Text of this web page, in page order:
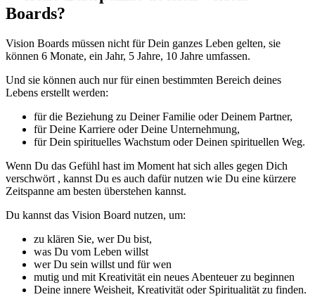
Boards?
Vision Boards müssen nicht für Dein ganzes Leben gelten, sie
können 6 Monate, ein Jahr, 5 Jahre, 10 Jahre umfassen.
Und sie können auch nur für einen bestimmten Bereich deines
Lebens erstellt werden:
für die Beziehung zu Deiner Familie oder Deinem Partner,
für Deine Karriere oder Deine Unternehmung,
für Dein spirituelles Wachstum oder Deinen spirituellen Weg.
Wenn Du das Gefühl hast im Moment hat sich alles gegen Dich
verschwört , kannst Du es auch dafür nutzen wie Du eine kürzere
Zeitspanne am besten überstehen kannst.
Du kannst das Vision Board nutzen, um:
zu klären Sie, wer Du bist,
was Du vom Leben willst
wer Du sein willst und für wen
mutig und mit Kreativität ein neues Abenteuer zu beginnen
Deine innere Weisheit, Kreativität oder Spiritualität zu finden.